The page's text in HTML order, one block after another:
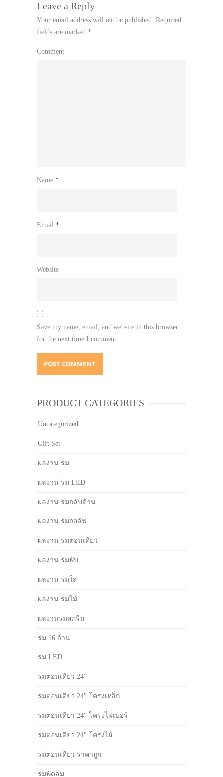
Leave a Reply
Your email address will not be published. Required
fields are marked *
Comment
Name *
Email *
Website
Save my name, email, and website in this browser
for the next time I comment.
PRODUCT CATEGORIES
Uncategorized
Gift Set
ผลงาน ร่ม
ผลงาน ร่ม LED
ผลงาน ร่มกลับด้าน
ผลงาน ร่มกอล์ฟ
ผลงาน ร่มตอนเดียว
ผลงาน ร่มพับ
ผลงาน ร่มใส
ผลงาน ร่มไม้
ผลงานร่มสกรีน
ร่ม 16 ก้าน
ร่ม LED
ร่มตอนเดียว 24"
ร่มตอนเดียว 24" โครงเหล็ก
ร่มตอนเดียว 24" โครงไฟเบอร์
ร่มตอนเดียว 24" โครงไม้
ร่มตอนเดียว ราคาถูก
ร่มพัดลม